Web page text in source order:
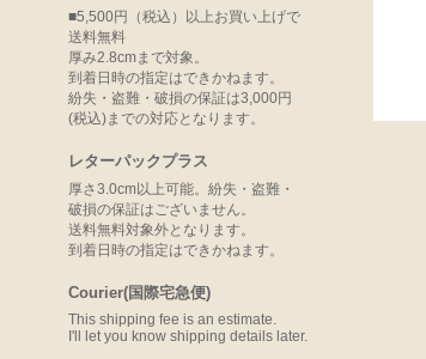
■5,500円（税込）以上お買い上げで
送料無料
厚み2.8cmまで対象。
到着日時の指定はできかねます。
紛失・盗難・破損の保証は3,000円
(税込)までの対応となります。
レターパックプラス
厚さ3.0cm以上可能。紛失・盗難・
破損の保証はございません。
送料無料対象外となります。
到着日時の指定はできかねます。
Courier(国際宅急便)
This shipping fee is an estimate.
I'll let you know shipping details later.